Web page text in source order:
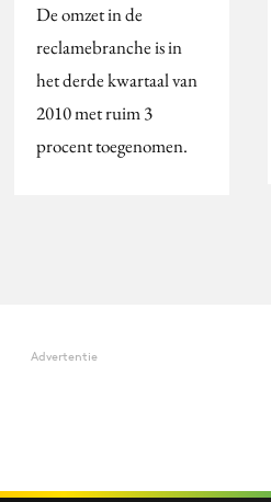
De omzet in de
reclamebranche is in
het derde kwartaal van
2010 met ruim 3
procent toegenomen.
Advertentie